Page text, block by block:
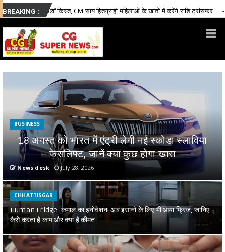
BREAKING :
CM साय हितग्राही महिलाओं के खातों में करेंगे राशि ट्रांसफर Chhattisgarh
BUSINESS
18 अगस्त को भारत में एंट्री लेगी नई स्कोडा स्लाविया
फेसलिफ्ट, जानें क्या कुछ होगा खास
News desk July 28, 2026
CHHATTISGAR
Human Fridge: कमाल का इनोवेशन! अब इंसानों के लिए भी आया फ्रिज, जानिए
कैसे करता है काम और क्या है कीमत